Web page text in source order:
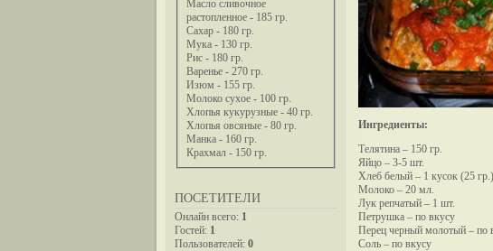
Масло сливочное
растопленное - 185 гр.
Сахар - 180 гр.
Мука - 130 гр.
Рис - 180 гр.
Варенье - 270 гр.
Изюм - 155 гр.
Молоко сухое - 100 гр.
Хлопья кукурузные - 40 гр.
Хлопья овсяные - 80 гр.
Манка - 160 гр.
Крахмал - 150 гр.
ПОСЕТИТЕЛИ
Онлайн всего: 1
Гостей: 1
Пользователей: 0
Ингредиенты:
Телятина – 150 гр.
Яйцо – 3-5 шт.
Хлеб белый – 1 кусок (25 гр.)
Молоко – 20 мл.
Лук репчатый – 1 шт.
Петрушка – по вкусу
Перец черный молотый – по
Соль – по вкусу